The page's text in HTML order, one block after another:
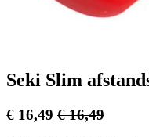
Seki Slim
€ 16,49 €16,49